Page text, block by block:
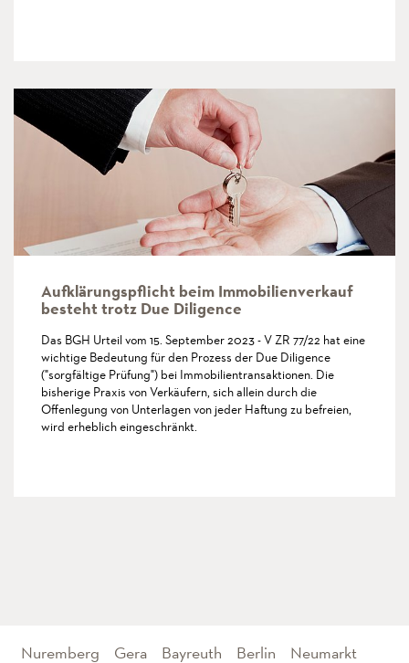
Aufklärungspflicht beim Immobilienverkauf
besteht trotz Due Diligence
Das BGH Urteil vom 15. September 2023 - V ZR 77/22 hat eine
wichtige Bedeutung für den Prozess der Due Diligence
("sorgfältige Prüfung") bei Immobilientransaktionen. Die
bisherige Praxis von Verkäufern, sich allein durch die
Offenlegung von Unterlagen von jeder Haftung zu befreien,
wird erheblich eingeschränkt.
Nuremberg Gera Bayreuth Berlin Neumarkt